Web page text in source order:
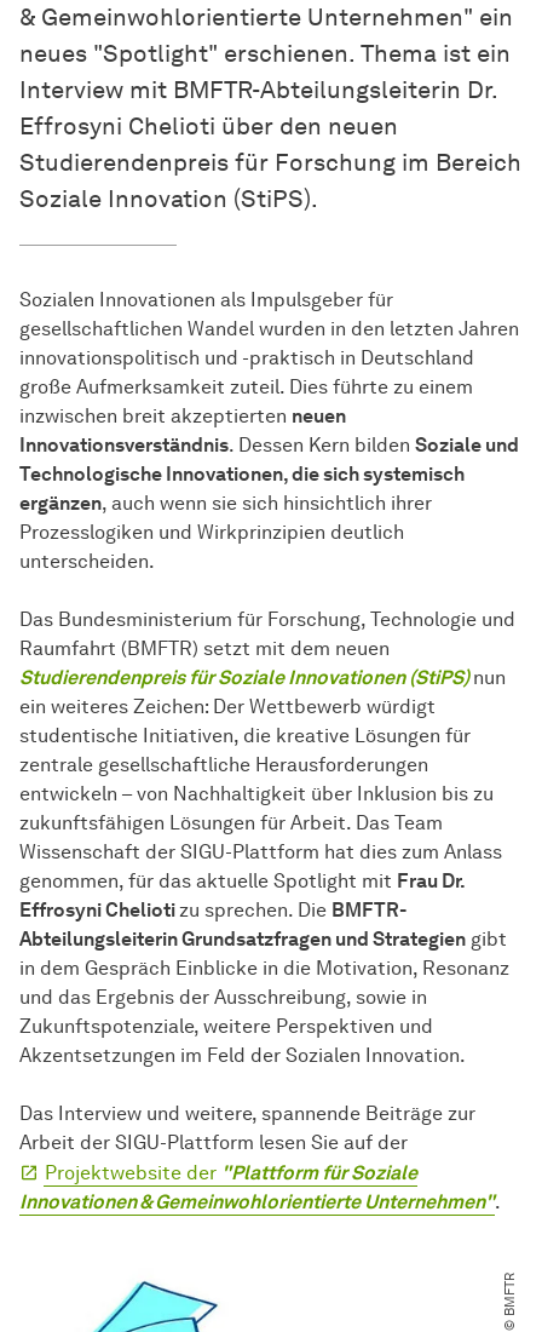
& Gemeinwohlorientierte Unternehmen" ein
neues "Spotlight" erschienen. Thema ist ein
Interview mit BMFTR-Abteilungsleiterin Dr.
Effrosyni Chelioti über den neuen
Studierendenpreis für Forschung im Bereich
Soziale Innovation (StiPS).
Sozialen Innovationen als Impulsgeber für
gesellschaftlichen Wandel wurden in den letzten Jahren
innovationspolitisch und -praktisch in Deutschland
große Aufmerksamkeit zuteil. Dies führte zu einem
inzwischen breit akzeptierten neuen
Innovationsverständnis. Dessen Kern bilden Soziale und
Technologische Innovationen, die sich systemisch
ergänzen, auch wenn sie sich hinsichtlich ihrer
Prozesslogiken und Wirkprinzipien deutlich
unterscheiden.
Das Bundesministerium für Forschung, Technologie und
Raumfahrt (BMFTR) setzt mit dem neuen
Studierendenpreis für Soziale Innovationen (StiPS) nun
ein weiteres Zeichen: Der Wettbewerb würdigt
studentische Initiativen, die kreative Lösungen für
zentrale gesellschaftliche Herausforderungen
entwickeln – von Nachhaltigkeit über Inklusion bis zu
zukunftsfähigen Lösungen für Arbeit. Das Team
Wissenschaft der SIGU-Plattform hat dies zum Anlass
genommen, für das aktuelle Spotlight mit Frau Dr.
Effrosyni Cheliotizu sprechen. Die BMFTR-
Abteilungsleiterin Grundsatzfragen und Strategien gibt
in dem Gespräch Einblicke in die Motivation, Resonanz
und das Ergebnis der Ausschreibung, sowie in
Zukunftspotenziale, weitere Perspektiven und
Akzentsetzungen im Feld der Sozialen Innovation.
Das Interview und weitere, spannende Beiträge zur
Arbeit der SIGU-Plattform lesen Sie auf der
Projektwebsite der "Plattform für Soziale
Innovationen & Gemeinwohlorientierte Unternehmen".
© BMFTR